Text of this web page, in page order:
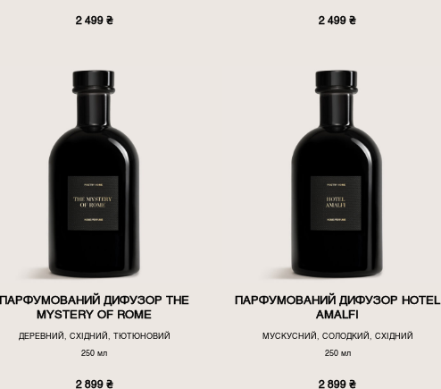
2 499 ₴ 2 499₴
ПАРФУМОВАНИЙ ДИФУЗОР THE
MYSTERY OF ROME
ДЕРЕВНИЙ, СХІДНИЙ, ТЮТЮНОВИЙ
250 мл
2 899 ₴
ПАРФУМОВАНИЙ ДИФУЗОР HOTEL
AMALFI
МУСКУСНИЙ, СОЛОДКИЙ, СХІДНИЙ
250 мл
2 899₴